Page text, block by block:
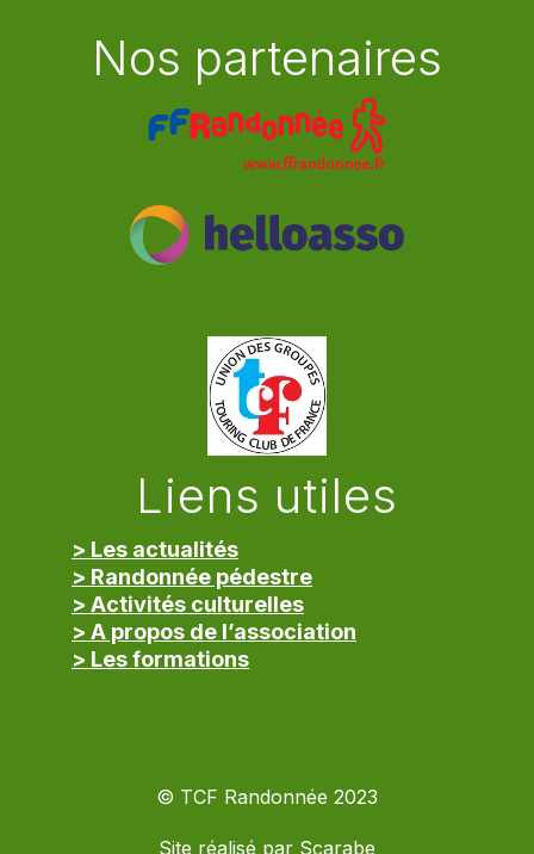
Nos partenaires
Liens utiles
> Les actualités
> Randonnée pédestre
> Activités culturelles
> A propos de l’association
> Les formations
© TCF Randonnée 2023
Site réalisé par Scarabe